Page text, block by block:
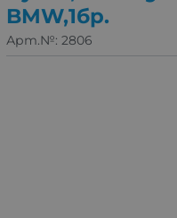
BMW,1бр.
Арт.№: 2806